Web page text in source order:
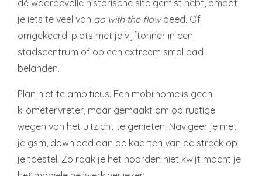
dé waardevolle historische site gemist hebt, omdat
je iets te veel van go with the flowdeed. Of
omgekeerd: plots met je vijftonner in een
stadscentrum of op een extreem smal pad
belanden.
Plan niet te ambitieus. Een mobilhome is geen
kilometervreter, maar gemaakt om op rustige
wegen van het uitzicht te genieten. Navigeer je met
je gsm, download dan de kaarten van de streek op
je toestel. Zo raak je het noorden niet kwijt mocht je